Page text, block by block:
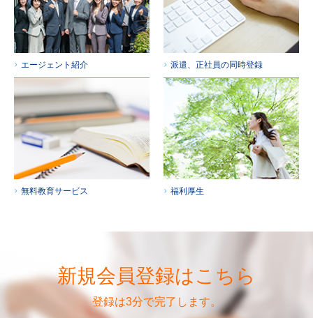
エージェント紹介 派遣、正社員の同時登録
無料教育サービス 福利厚生
新規会員登録はこちら
登録は3分で完了します。